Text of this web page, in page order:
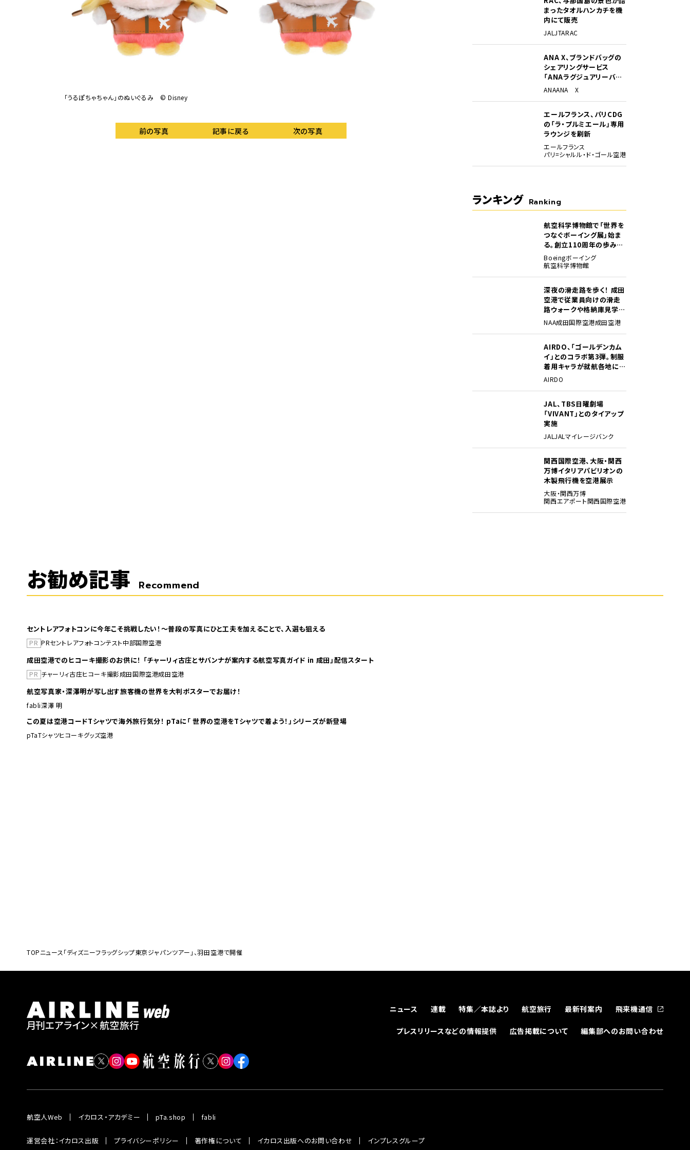
「うるぽちゃちゃん」のぬいぐるみ © Disney
前の写真 記事に戻る 次の写真
まったタオルハンカチを機
内にて販売
JALJTARAC
ANA X、ブランドバッグの
シェアリングサービス
「ANAラグジュアリーバッ
グ」開始
ANAANA X
エールフランス、パリCDG
の「ラ・プルミエール」専用
ラウンジを刷新
エールフランス
パリ=シャルル・ド・ゴール空港
ランキング Ranking
航空科学博物館で「世界を
つなぐボーイング展」始ま
る。創立110周年の歩みを
貴重な資料でたどる
Boeingボーイング
航空科学博物館
深夜の滑走路を歩く！ 成田
空港で従業員向けの滑走
路ウォークや格納庫見学イ
ベントを初開催
NAA成田国際空港成田空港
AIRDO、「ゴールデンカム
イ」とのコラボ第3弾。制服
着用キャラが就航各地に登
場
AIRDO
JAL、TBS日曜劇場
「VIVANT」とのタイアップ
実施
JALJALマイレージバンク
関西国際空港、大阪・関西
万博イタリアパビリオンの
木製飛行機を空港展示
大阪・関西万博
関西エアポート関西国際空港
お勧め記事 Recommend
セントレアフォトコンに今年こそ挑戦したい！～普段の写真にひと工夫を加えることで、入選も狙える
PR PRセントレアフォトコンテスト中部国際空港
成田空港でのヒコーキ撮影のお供に！ 「チャーリィ古庄とサバンナが案内する航空写真ガイド in 成田」配信スタート
PR チャーリィ古庄ヒコーキ撮影成田国際空港成田空港
航空写真家・深澤明が写し出す旅客機の世界を大判ポスターでお届け！
fabli深澤 明
この夏は空港コードTシャツで海外旅行気分！ pTaに「 世界の空港をTシャツで着よう！」シリーズが新登場
pTaTシャツヒコーキグッズ空港
TOPニュース 「ディズニーフラッグシップ東京ジャパンツアー」、羽田空港で開催
ニュース 連載 特集／本誌より 航空旅行 最新刊案内 飛来機通信
プレスリリースなどの情報提供 広告掲載について 編集部へのお問い合わせ
航空人Web イカロス・アカデミー pTa.shop fabli
運営会社：イカロス出版 プライバシーポリシー 著作権について イカロス出版へのお問い合わせ インプレスグループ